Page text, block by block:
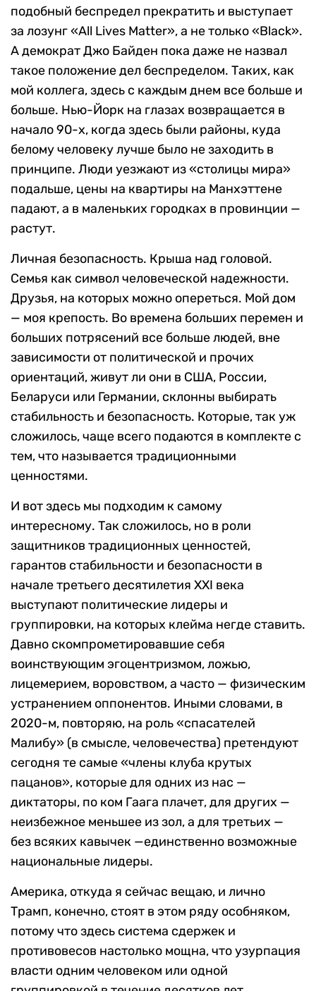
подобный беспредел прекратить и выступает
за лозунг «All Lives Matter», а не только «Black».
А демократ Джо Байден пока даже не назвал
такое положение дел беспределом. Таких, как
мой коллега, здесь с каждым днем все больше и
больше. Нью-Йорк на глазах возвращается в
начало 90-х, когда здесь были районы, куда
белому человеку лучше было не заходить в
принципе. Люди уезжают из «столицы мира»
подальше, цены на квартиры на Манхэттене
падают, а в маленьких городках в провинции —
растут.
Личная безопасность. Крыша над головой.
Семья как символ человеческой надежности.
Друзья, на которых можно опереться. Мой дом
— моя крепость. Во времена больших перемен и
больших потрясений все больше людей, вне
зависимости от политической и прочих
ориентаций, живут ли они в США, России,
Беларуси или Германии, склонны выбирать
стабильность и безопасность. Которые, так уж
сложилось, чаще всего подаются в комплекте с
тем, что называется традиционными
ценностями.
И вот здесь мы подходим к самому
интересному. Так сложилось, но в роли
защитников традиционных ценностей,
гарантов стабильности и безопасности в
начале третьего десятилетия XXI века
выступают политические лидеры и
группировки, на которых клейма негде ставить.
Давно скомпрометировавшие себя
воинствующим эгоцентризмом, ложью,
лицемерием, воровством, а часто — физическим
устранением оппонентов. Иными словами, в
2020-м, повторяю, на роль «спасателей
Малибу» (в смысле, человечества) претендуют
сегодня те самые «члены клуба крутых
пацанов», которые для одних из нас —
диктаторы, по ком Гаага плачет, для других —
неизбежное меньшее из зол, а для третьих —
без всяких кавычек —единственно возможные
национальные лидеры.
Америка, откуда я сейчас вещаю, и лично
Трамп, конечно, стоят в этом ряду особняком,
потому что здесь система сдержек и
противовесов настолько мощна, что узурпация
власти одним человеком или одной